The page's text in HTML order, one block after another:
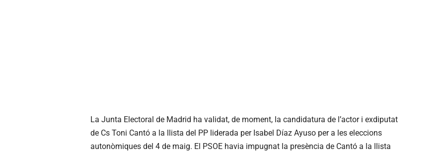
La Junta Electoral de Madrid ha validat, de moment, la candidatura de l’actor i exdiputat
de Cs Toni Cantó a la llista del PP liderada per Isabel Díaz Ayuso per a les eleccions
autonòmiques del 4 de maig. El PSOE havia impugnat la presència de Cantó a la llista